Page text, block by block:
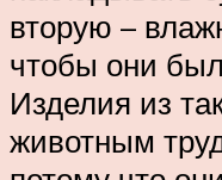
вторую –
чтобы они
Изделия из
животным